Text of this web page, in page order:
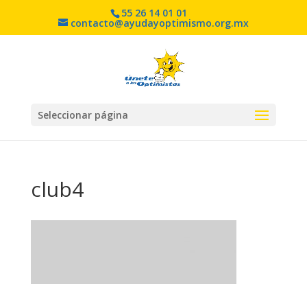
55 26 14 01 01
contacto@ayudayoptimismo.org.mx
Seleccionar página
club4